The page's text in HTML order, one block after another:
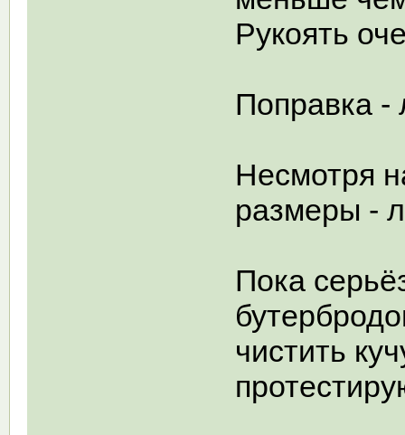
Рукоять
Поправка -
Несмотря
размеры -
Пока
чистить